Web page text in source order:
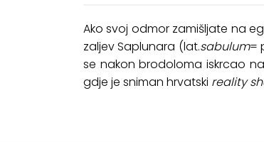
Ako svoj odmor zamišljate na
zaljev Saplunara (lat.sabulum=
se nakon brodoloma iskrcao
gdje je sniman hrvatski reality